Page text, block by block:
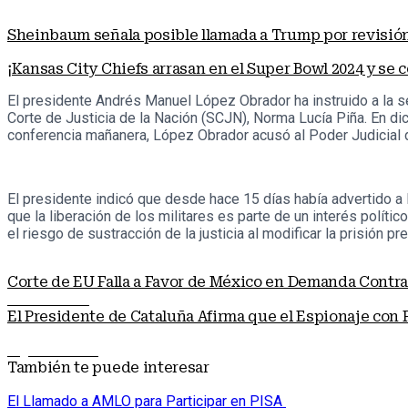
Sheinbaum señala posible llamada a Trump por
¡Kansas City Chiefs arrasan en el Super Bowl 2024 y se
El presidente Andrés Manuel López Obrador ha instruido a la
Corte de Justicia de la Nación (SCJN), Norma Lucía Piña. En
conferencia mañanera, López Obrador acusó al Poder
El presidente indicó que desde hace 15 días había advertido
que la liberación de los militares es parte de un interés
el riesgo de sustracción de la justicia al modificar la prisión
Corte de EU Falla a Favor de México en Demanda
El Presidente de Cataluña Afirma que el Espionaje
También te puede interesar
El Llamado a AMLO para Participar en PISA